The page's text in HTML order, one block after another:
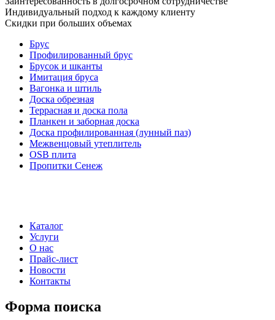
Индивидуальный подход к каждому клиенту
Скидки при больших объемах
Брус
Профилированный брус
Брусок и шканты
Имитация бруса
Вагонка и штиль
Доска обрезная
Террасная и доска пола
Планкен и заборная доска
Доска профилированная (лунный паз)
Межвенцовый утеплитель
OSB плита
Пропитки Сенеж
Каталог
Услуги
О нас
Прайс-лист
Новости
Контакты
Форма поиска